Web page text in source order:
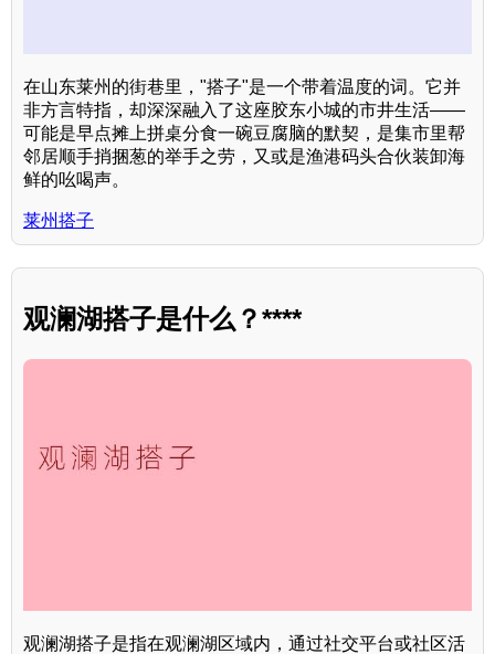
在山东莱州的街巷里，"搭子"是一个带着温度的词。它并
非方言特指，却深深融入了这座胶东小城的市井生活——
可能是早点摊上拼桌分食一碗豆腐脑的默契，是集市里帮
邻居顺手捎捆葱的举手之劳，又或是渔港码头合伙装卸海
鲜的吆喝声。
莱州搭子
观澜湖搭子是什么？****
观澜湖搭子是指在观澜湖区域内，通过社交平台或社区活